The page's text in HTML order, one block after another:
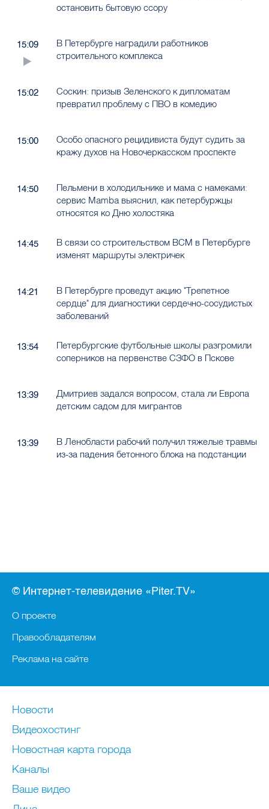
остановить бытовую ссору
15:09
В Петербурге наградили работников
строительного комплекса
15:02
Соскин: призыв Зеленского к дипломатам
превратил проблему с ПВО в комедию
15:00
Особо опасного рецидивиста будут судить за
кражу духов на Новочеркасском проспекте
14:50
Пельмени в холодильнике и мама с намеками:
сервис Mamba выяснил, как петербуржцы
относятся ко Дню холостяка
14:45
В связи со строительством ВСМ в Петербурге
изменят маршруты электричек
14:21
В Петербурге проведут акцию "Трепетное
сердце" для диагностики сердечно-сосудистых
заболеваний
13:54
Петербургские футбольные школы разгромили
соперников на первенстве СЗФО в Пскове
13:39
Дмитриев задался вопросом, стала ли Европа
детским садом для мигрантов
13:39
В Ленобласти рабочий получил тяжелые травмы
из-за падения бетонного блока на подстанции
© Интернет-телевидение «Piter.TV»
О проекте
Правообладателям
Реклама на сайте
Новости
Видеохостинг
Новостная карта города
Каналы
Ваше видео